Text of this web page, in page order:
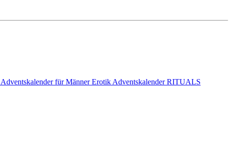
Adventskalender für MännerErotik AdventskalenderRITUALS